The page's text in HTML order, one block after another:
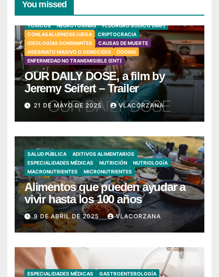
You missed
TÓXICOS NEUROTOXINAS
FLUORURO SÓDICO (NAF)
CONLASALUDNOSEJUEGA
CRIPTOCRACIA
IDEOLOGÍAS DOMINANTES
CAUSAS DE MUERTE
ASESINATO MASIVO O GENOCIDIO
DOGMA
ENFERMEDAD NO TRANSMISIBLE (ENT)
OUR DAILY DOSE, a film by
Jeremy Seifert – Trailer
21 DE MAYO DE 2025 VLACORZANA
SALUD PÚBLICA
ADITIVOS ALIMENTARIOS
ESPECIALIDADES MÉDICAS
NUTRICIÓN
NUTRIOLOGÍA
MACRONUTRIENTES
MICRONUTRIENTES
Alimentos que pueden ayudar a
vivir hasta los 100 años
9 DE ABRIL DE 2025 VLACORZANA
ESPECIALIDADES MÉDICAS
GASTROENTEROLOGÍA